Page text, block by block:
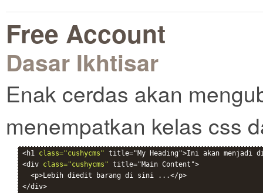
Free Account
Dasar Ikhtisar
Enak cerdas akan
menempatkan kelas css
<h1 class="cushycms" title="My Heading">Ini akan menjadi
<div class="cushycms" title="Main Content">
  <p>Lebih diedit barang di sini ...</p>
</div>